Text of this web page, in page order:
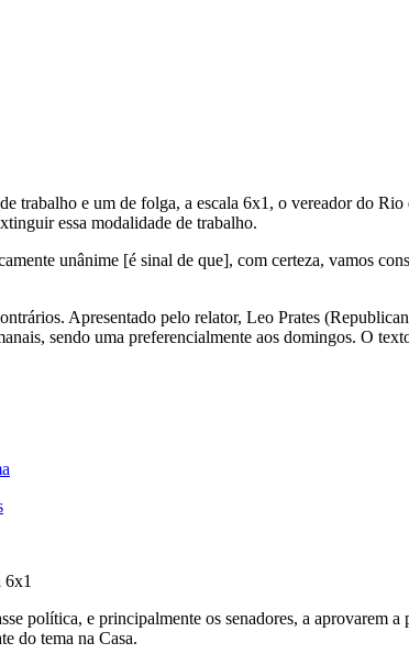
trabalho e um de folga, a escala 6x1, o vereador do
essa modalidade de trabalho.
unânime [é sinal de que], com certeza, vamos
Apresentado pelo relator, Leo Prates
sendo uma preferencialmente aos domingos. O
6x1
política, e principalmente os senadores, a aprovarem
do tema na Casa.